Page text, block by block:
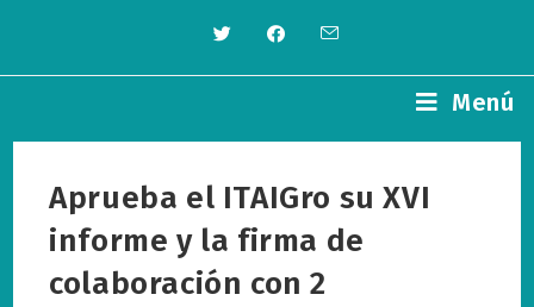
contenido
Menú
Aprueba el ITAIGro su XVI
informe y la firma de
colaboración con 2